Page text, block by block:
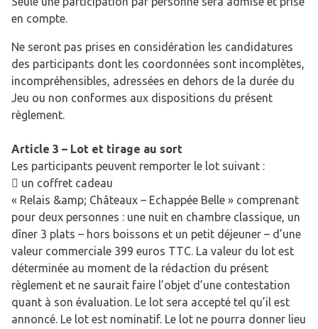
en compte.
Ne seront pas prises en considération les candidatures
des participants dont les coordonnées sont incomplètes,
incompréhensibles, adressées en dehors de la durée du
Jeu ou non conformes aux dispositions du présent
règlement.
Article 3 – Lot et tirage au sort
Les participants peuvent remporter le lot suivant :
 un coffret cadeau
« Relais &amp; Châteaux – Echappée Belle » comprenant
pour deux personnes : une nuit en chambre classique, un
dîner 3 plats – hors boissons et un petit déjeuner – d’une
valeur commerciale 399 euros TTC. La valeur du lot est
déterminée au moment de la rédaction du présent
règlement et ne saurait faire l’objet d’une contestation
quant à son évaluation. Le lot sera accepté tel qu’il est
annoncé. Le lot est nominatif. Le lot ne pourra donner lieu